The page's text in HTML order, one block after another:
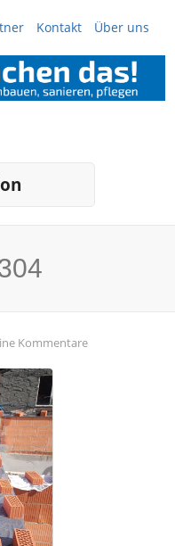
Kontakt Über uns
Kommentare